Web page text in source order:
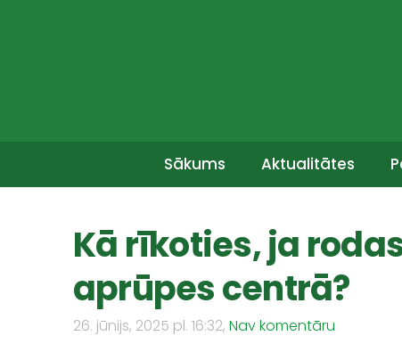
Sākums Aktualitātes
Kā rīkoties, ja
aprūpes centrā?
26. jūnijs, 2025 pl. 16:32, Nav komentāru